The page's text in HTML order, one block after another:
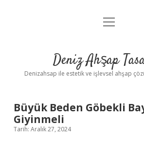
Anasayfa
Yasal Uyarı
menüyü
Deniz Ahşap
Denizahsap ile estetik ve işlevsel ahşap
Büyük Beden Göbekli
Giyinmeli
Tarih: Aralık 27, 2024